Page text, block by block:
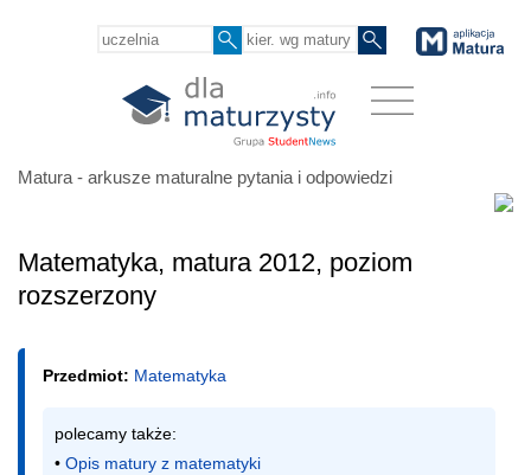
Matura - arkusze maturalne pytania i odpowiedzi
Matematyka, matura 2012, poziom
rozszerzony
Przedmiot: Matematyka
polecamy także:
• Opis matury z matematyki